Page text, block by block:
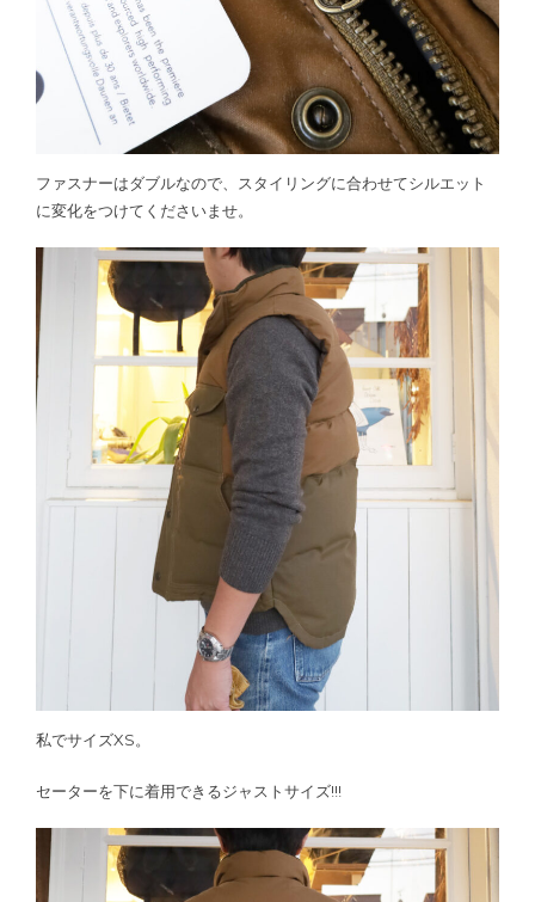
ファスナーはダブルなので、スタイリングに合わせてシルエット
に変化をつけてくださいませ。
私でサイズXS。
セーターを下に着用できるジャストサイズ!!!